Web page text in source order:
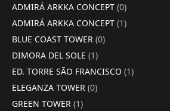
ADMIRÁ ARKKA CONCEPT (0)
ADMIRÁ ARKKA CONCEPT (1)
BLUE COAST TOWER (0)
DIMORA DEL SOLE (1)
ED. TORRE SÃO FRANCISCO (1)
ELEGANZA TOWER (0)
GREEN TOWER (1)